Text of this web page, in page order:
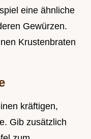
eine ähnliche
Gewürzen.
Krustenbraten
kräftigen,
Gib zusätzlich